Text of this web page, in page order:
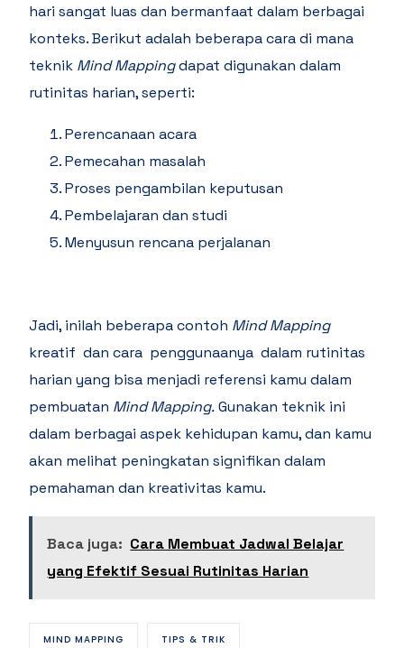
hari sangat luas dan bermanfaat dalam berbagai
konteks. Berikut adalah beberapa cara di mana
teknik Mind Mappingdapat digunakan dalam
rutinitas harian, seperti:
Perencanaan acara
Pemecahan masalah
Proses pengambilan keputusan
Pembelajaran dan studi
Menyusun rencana perjalanan
Jadi, inilah beberapa contoh Mind Mapping
kreatif dan cara penggunaanya dalam rutinitas
harian yang bisa menjadi referensi kamu dalam
pembuatan Mind Mapping.Gunakan teknik ini
dalam berbagai aspek kehidupan kamu, dan kamu
akan melihat peningkatan signifikan dalam
pemahaman dan kreativitas kamu.
Baca juga: Cara Membuat Jadwal Belajar
yang Efektif Sesuai Rutinitas Harian
MIND MAPPING TIPS & TRIK